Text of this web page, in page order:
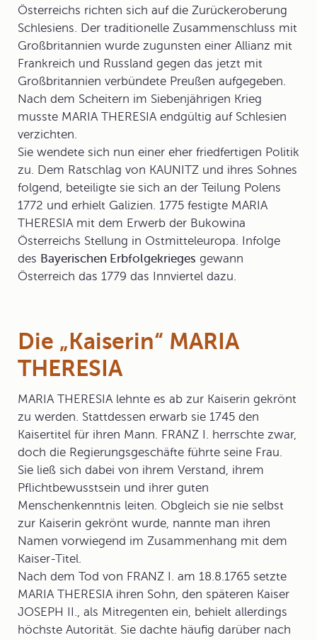
Österreichs richten sich auf die Zurückeroberung
Schlesiens. Der traditionelle Zusammenschluss mit
Großbritannien wurde zugunsten einer Allianz mit
Frankreich und Russland gegen das jetzt mit
Großbritannien verbündete Preußen aufgegeben.
Nach dem Scheitern im Siebenjährigen Krieg
musste MARIA THERESIA endgültig auf Schlesien
verzichten.
Sie wendete sich nun einer eher friedfertigen Politik
zu. Dem Ratschlag von KAUNITZ und ihres Sohnes
folgend, beteiligte sie sich an der Teilung Polens
1772 und erhielt Galizien. 1775 festigte MARIA
THERESIA mit dem Erwerb der Bukowina
Österreichs Stellung in Ostmitteleuropa. Infolge
des Bayerischen Erbfolgekrieges gewann
Österreich das 1779 das Innviertel dazu.
Die „Kaiserin“ MARIA
THERESIA
MARIA THERESIA lehnte es ab zur Kaiserin gekrönt
zu werden. Stattdessen erwarb sie 1745 den
Kaisertitel für ihren Mann. FRANZ I. herrschte zwar,
doch die Regierungsgeschäfte führte seine Frau.
Sie ließ sich dabei von ihrem Verstand, ihrem
Pflichtbewusstsein und ihrer guten
Menschenkenntnis leiten. Obgleich sie nie selbst
zur Kaiserin gekrönt wurde, nannte man ihren
Namen vorwiegend im Zusammenhang mit dem
Kaiser-Titel.
Nach dem Tod von FRANZ I. am 18.8.1765 setzte
MARIA THERESIA ihren Sohn, den späteren Kaiser
JOSEPH II., als Mitregenten ein, behielt allerdings
höchste Autorität. Sie dachte häufig darüber nach